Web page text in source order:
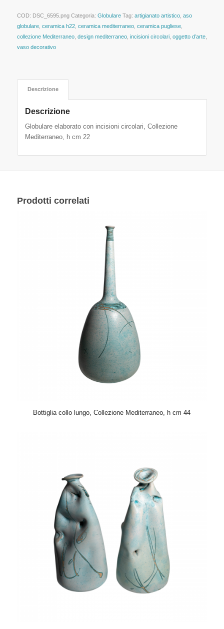
COD: DSC_6595.png Categoria: Globulare Tag: artigianato artistico, aso
globulare, ceramica h22, ceramica mediterraneo, ceramica pugliese,
collezione Mediterraneo, design mediterraneo, incisioni circolari, oggetto d’arte,
vaso decorativo
Descrizione
Descrizione
Globulare elaborato con incisioni circolari, Collezione
Mediterraneo, h cm 22
Prodotti correlati
Bottiglia collo lungo, Collezione Mediterraneo, h cm 44